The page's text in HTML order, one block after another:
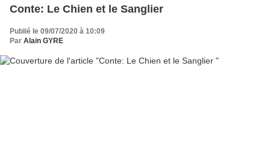
Conte: Le Chien et le Sanglier
Publié le 09/07/2020 à 10:09
Par Alain GYRE